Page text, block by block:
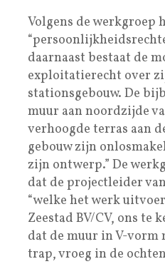
Volgens de werkgroep
daarnaast bestaat de
exploitatierecht over
stationsgebouw. De
muur aan noordzijde
verhoogde terras aan
gebouw zijn
zijn ontwerp.” De
dat de projectleider
“welke het werk
Zeestad BV/CV, ons te
dat de muur in V-vorm
trap, vroeg in de